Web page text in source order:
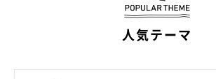
人気テーマ